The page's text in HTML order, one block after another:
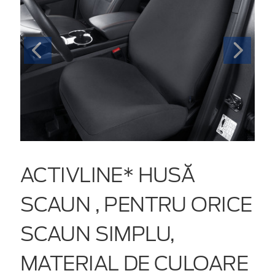
ACTIVLINE* HUSĂ
SCAUN , PENTRU ORICE
SCAUN SIMPLU,
MATERIAL DE CULOARE